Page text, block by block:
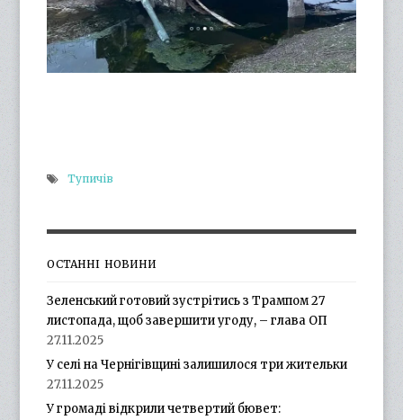
Тупичів
ОСТАННІ НОВИНИ
Зеленський готовий зустрітись з Трампом 27
листопада, щоб завершити угоду, – глава ОП
27.11.2025
У селі на Чернігівщині залишилося три жительки
27.11.2025
У громаді відкрили четвертий бювет: